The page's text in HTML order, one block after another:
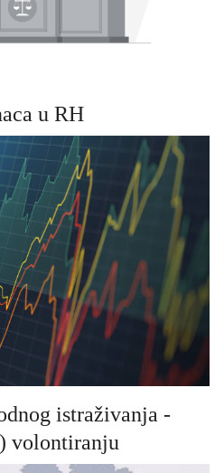
u RH
istraživanja -
volontiranju